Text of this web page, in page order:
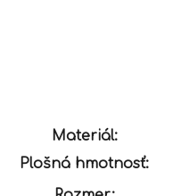
Materiál:
Plošná hmotnosť: